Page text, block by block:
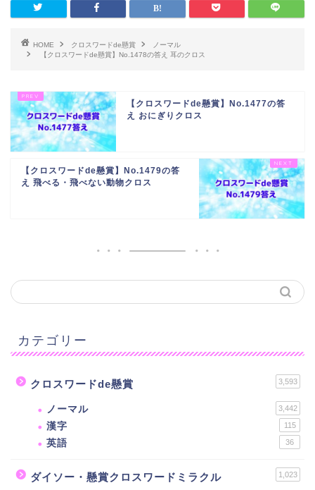
HOME クロスワードde懸賞
ノーマル
【クロスワードde懸賞】No.1478の答え 耳のクロス
【クロスワードde懸賞】No.1477の答
え おにぎりクロス
【クロスワードde懸賞】No.1479の答
え 飛べる・飛べない動物クロス
カテゴリー
クロスワードde懸賞 3,593
ノーマル 3,442
漢字 115
英語 36
ダイソー・懸賞クロスワードミラクル 1,023